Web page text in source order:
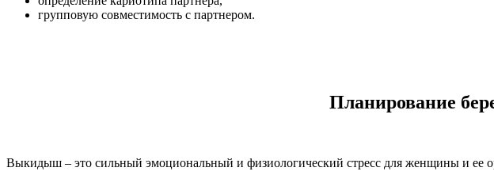
групповую совместимость с партнером.
Планирование
Выкидыш – это сильный эмоциональный и физиологический стресс для женщины и ее